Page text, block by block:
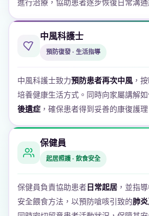
進行治療，協助患者逐步恢復日常溝通
中風科護士
預防復發 · 生活指導
中風科護士致力預防患者再次中風，
培養健康生活方式。同時向家屬講解
後遺症，確保患者得到妥善的康復護理
保健員
起居照護 · 飲食安全
保健員負責協助患者日常起居，並指
安全餵食方法，以預防嗆咳引致的肺